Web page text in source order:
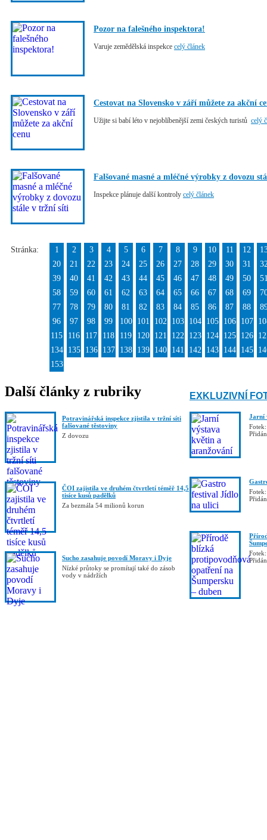
Pozor na falešného inspektora!
Varuje zemědělská inspekce celý článek
Cestovat na Slovensko v září můžete za akční
Užijte si babí léto v nejoblíbenější zemi českých turistů celý
Falšované masné a mléčné výrobky z dovozu
Inspekce plánuje další kontroly celý článek
Stránka: 1 2 3 4 5 6 7 8 9 10 11 12
20
21 22 23 24 25 26 27 28 29 30 31
39
40 41 42 43 44 45 46 47 48 49 50
58
59 60 61 62 63 64 65 66 67 68 69
77
78 79 80 81 82 83 84 85 86 87 88
96
97 98 99 100 101 102 103 104 105 106 107
115
116 117 118 119 120 121 122 123 124 125 126
134
135 136 137 138 139 140 141 142 143 144 145
153
Další články z rubriky
Potravinářská inspekce zjistila v tržní síti
falšované těstoviny
Z dovozu
ČOI zajistila ve druhém čtvrtletí téměř 14,5
tisíce kusů padělků
Za bezmála 54 milionů korun
Sucho zasahuje povodí Moravy i Dyje
Nízké průtoky se promítají také do zásob
vody v nádržích
EXKLUZIVNÍ
Jarní